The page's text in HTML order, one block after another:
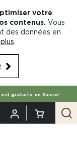
votre
contenus. Vous
des données en
gratuite en Suisse!